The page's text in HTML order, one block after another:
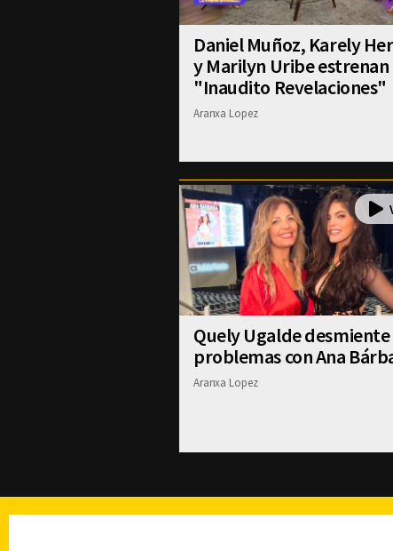
Daniel Muñoz, Karely
y Marilyn Uribe estrenan
"Inaudito Revelaciones"
Aranxa Lopez
Quely Ugalde desmiente
problemas con Ana
Aranxa Lopez